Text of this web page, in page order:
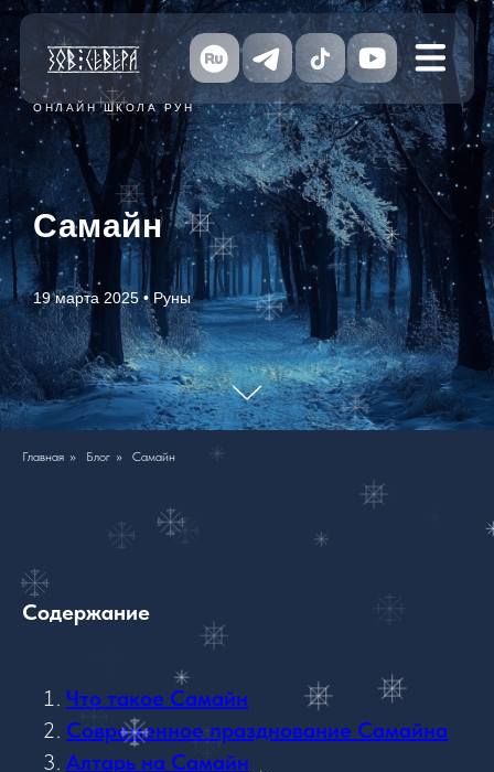
ОНЛАЙН ШКОЛА РУН
Самайн
19 марта 2025 • Руны
Главная » Блог » Самайн
Содержание
Что такое Самайн
Современное празднование Самайна
Алтарь на Самайн